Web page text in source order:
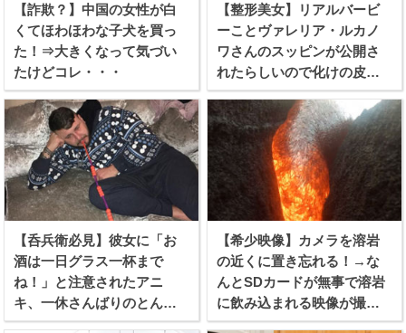
【詐欺？】中国の女性が白
くてほわほわな子犬を買っ
た！⇒大きくなって気づい
たけどコレ・・・
【整形美女】リアルバービ
ーことヴァレリア・ルカノ
ワさんのスッピンが公開さ
れたらしいので化けの皮を
剥ぐつもりで見てみたぞ！
【呑兵衛必見】彼女に「お
酒は一日グラス一杯まで
ね！」と注意されたアニ
キ、一休さんばりのとんち
を利かせる！
【希少映像】カメラを溶岩
の近くに置き忘れる！→な
んとSDカードが無事で溶岩
に飲み込まれる映像が撮れ
たらしい！